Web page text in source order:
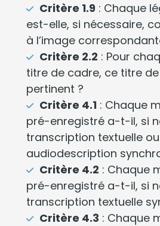
Critère 1.9 : Chaque
est-elle, si nécessaire,
à l’image
Critère 2.2 : Pour
titre de cadre, ce titre
pertinent ?
Critère 4.1 : Chaque
pré-enregistré a-t-il, si
transcription textuelle
audiodescription
Critère 4.2 : Chaque
pré-enregistré a-t-il, si
transcription textuelle
Critère 4.3 : Chaque